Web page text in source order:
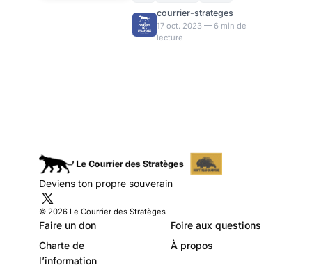
Les avis sont partagés. Les
États-Unis restent la première
puissance économique
consommation, Bill Simon, le
tout-puissant consommateur
américain, dont les dépenses
sont le moteur de l’économie,
atteint un point d
courrier-strateges
17 oct. 2023 — 6 min de
lecture
Deviens ton propre souverain
© 2026 Le Courrier des Stratèges
Faire un don
Foire aux questions
Charte de
l’information
À propos